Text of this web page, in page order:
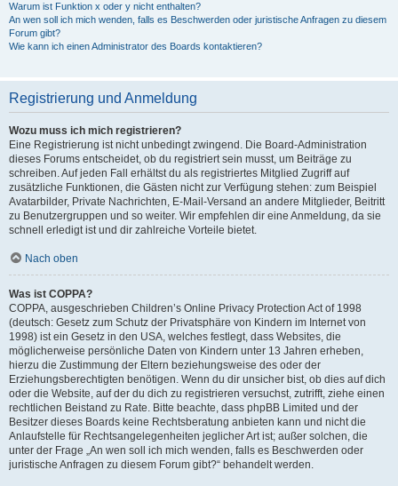
Warum ist Funktion x oder y nicht enthalten?
An wen soll ich mich wenden, falls es Beschwerden oder juristische Anfragen zu diesem
Forum gibt?
Wie kann ich einen Administrator des Boards kontaktieren?
Registrierung und Anmeldung
Wozu muss ich mich registrieren?
Eine Registrierung ist nicht unbedingt zwingend. Die Board-Administration
dieses Forums entscheidet, ob du registriert sein musst, um Beiträge zu
schreiben. Auf jeden Fall erhältst du als registriertes Mitglied Zugriff auf
zusätzliche Funktionen, die Gästen nicht zur Verfügung stehen: zum Beispiel
Avatarbilder, Private Nachrichten, E-Mail-Versand an andere Mitglieder, Beitritt
zu Benutzergruppen und so weiter. Wir empfehlen dir eine Anmeldung, da sie
schnell erledigt ist und dir zahlreiche Vorteile bietet.
Nach oben
Was ist COPPA?
COPPA, ausgeschrieben Children’s Online Privacy Protection Act of 1998
(deutsch: Gesetz zum Schutz der Privatsphäre von Kindern im Internet von
1998) ist ein Gesetz in den USA, welches festlegt, dass Websites, die
möglicherweise persönliche Daten von Kindern unter 13 Jahren erheben,
hierzu die Zustimmung der Eltern beziehungsweise des oder der
Erziehungsberechtigten benötigen. Wenn du dir unsicher bist, ob dies auf dich
oder die Website, auf der du dich zu registrieren versuchst, zutrifft, ziehe einen
rechtlichen Beistand zu Rate. Bitte beachte, dass phpBB Limited und der
Besitzer dieses Boards keine Rechtsberatung anbieten kann und nicht die
Anlaufstelle für Rechtsangelegenheiten jeglicher Art ist; außer solchen, die
unter der Frage „An wen soll ich mich wenden, falls es Beschwerden oder
juristische Anfragen zu diesem Forum gibt?“ behandelt werden.